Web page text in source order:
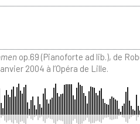
op.69 (Pianoforte ad lib.), de
2004 à l’Opéra de Lille.